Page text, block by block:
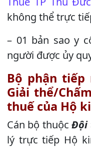
không thể trực
– 01 bản sao y
người được ủy
Bộ phận
Giải thể/
thuế của Hộ
Cán bộ thuộcĐội
lý trực tiếp Hộ